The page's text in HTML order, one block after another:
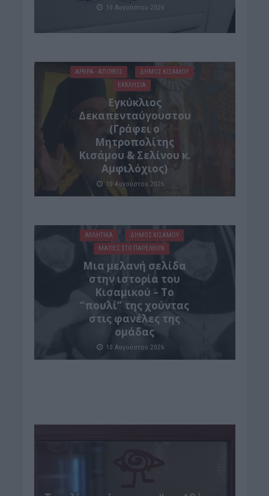
10 Αυγούστου 2026
ΑΡΘΡΑ - ΑΠΟΨΕΙΣ
ΔΉΜΟΣ ΚΙΣΆΜΟΥ
ΕΚΚΛΗΣΙΑ
Εγκύκλιος
Δεκαπενταύγουστου
(Γράφει ο
Μητροπολίτης
Κισάμου & Σελίνου κ.
Αμφιλόχιος)
10 Αυγούστου 2026
ΑΘΛΗΤΙΚΑ
ΔΉΜΟΣ ΚΙΣΆΜΟΥ
ΜΑΤΙΕΣ ΣΤΟ ΠΑΡΕΛΘΟΝ
Μια μελανή σελίδα
στην ιστορία του
Κισαμικού – Το
“πουλί” της χούντας
στις φανέλες της
ομάδας
10 Αυγούστου 2026